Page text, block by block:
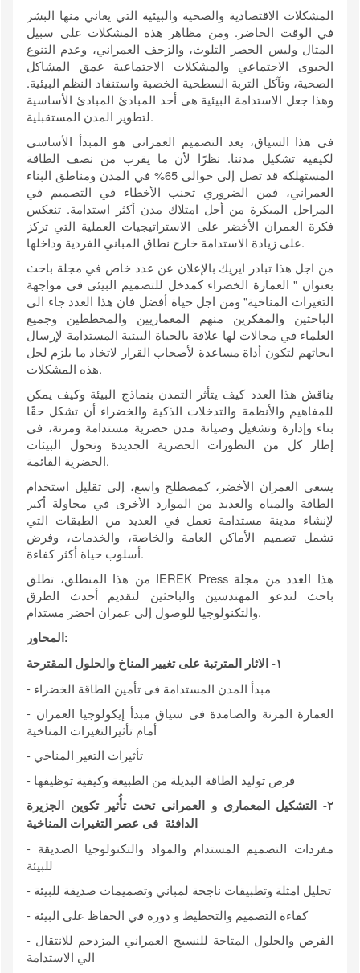
المشكلات الاقتصادية والصحية والبيئية التي يعاني منها البشر
في الوقت الحاضر. ومن مظاهر هذه المشكلات على سبيل
المثال وليس الحصر التلوث، والزحف العمراني، وعدم التنوع
الحيوى الاجتماعي والمشكلات الاجتماعية عمق المشاكل
الصحية، وتآكل التربة السطحية الخصبة واستنفاد النظم البيئية.
وهذا جعل الاستدامة البيئية هى أحد المبادئ المبادئ الأساسية
لتطوير المدن المستقبلية.
في هذا السياق، يعد التصميم العمراني هو المبدأ الأساسي
لكيفية تشكيل مدننا. نظرًا لأن ما يقرب من نصف الطاقة
المستهلكة قد تصل إلى حوالى 65% في المدن ومناطق البناء
العمراني، فمن الضروري تجنب الأخطاء في التصميم في
المراحل المبكرة من أجل امتلاك مدن أكثر استدامة. تنعكس
فكرة العمران الأخضر على الاستراتيجيات العملية التي تركز
على زيادة الاستدامة خارج نطاق المباني الفردية وداخلها.
من اجل هذا تبادر ايريك بالإعلان عن عدد خاص في مجلة باحث
بعنوان " العمارة الخضراء كمدخل للتصميم البيئي في مواجهة
التغيرات المناخية" ومن اجل حياة أفضل فان هذا العدد جاء الي
الباحثين والمفكرين منهم المعماريين والمخططين وجميع
العلماء في مجالات لها علاقة بالحياة البيئية المستدامة لإرسال
ابحاثهم لتكون أداة مساعدة لأصحاب القرار لاتخاذ ما يلزم لحل
هذه المشكلات.
يناقش هذا العدد كيف يتأثر التمدن بنماذج البيئة وكيف يمكن
للمفاهيم والأنظمة والتدخلات الذكية والخضراء أن تشكل حقًا
بناء وإدارة وتشغيل وصيانة مدن حضرية مستدامة ومرنة، في
إطار كل من التطورات الحضرية الجديدة وتحول البيئات
الحضرية القائمة.
يسعى العمران الأخضر، كمصطلح واسع، إلى تقليل استخدام
الطاقة والمياه والعديد من الموارد الأخرى في محاولة أكبر
لإنشاء مدينة مستدامة تعمل في العديد من الطبقات التي
تشمل تصميم الأماكن العامة والخاصة، والخدمات، وفرض
أسلوب حياة أكثر كفاءة.
من هذا المنطلق، تطلق IEREK Press هذا العدد من مجلة
باحث لتدعو المهندسين والباحثين لتقديم أحدث الطرق
والتكنولوجيا للوصول إلى عمران اخضر مستدام.
المحاور:
١-الاثار المترتبة على تغيير المناخ والحلول المقترحة
- مبدأ المدن المستدامة فى تأمين الطاقة الخضراء
- العمارة المرنة والصامدة فى سياق مبدأ إيكولوجيا العمران
أمام تأثيرالتغيرات المناخية
- تأثيرات التغير المناخي
- فرص توليد الطاقة البديلة من الطبيعة وكيفية توظيفها
٢- التشكيل المعمارى و العمرانى تحت تأُثير تكوين الجزيرة
الدافئة فى عصر التغيرات المناخية
- مفردات التصميم المستدام والمواد والتكنولوجيا الصديقة
للبيئة
- تحليل امثلة وتطبيقات ناجحة لمباني وتصميمات صديقة للبيئة
- كفاءة التصميم والتخطيط و دوره في الحفاظ على البيئة
- الفرص والحلول المتاحة للنسيج العمراني المزدحم للانتقال
الي الاستدامة